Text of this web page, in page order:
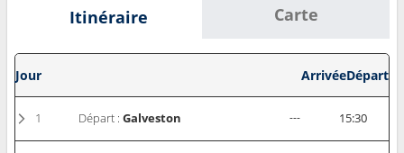
Itinéraire Carte
Jour ArrivéeDépart
1 Départ :Galveston --- 15:30